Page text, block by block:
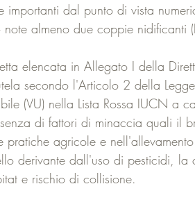
importanti dal punto di vista
almeno due coppie nidificanti
elencata in Allegato I della
secondo l'Articolo 2 della
(VU) nella Lista Rossa IUCN a
di fattori di minaccia quali il
agricole e
derivante dall'uso di pesticidi, la
e rischio di collisione.